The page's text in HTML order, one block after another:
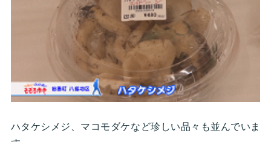
ハタケシメジ、マコモダケなど珍しい品々も並んでいま